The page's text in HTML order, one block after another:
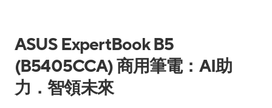
ASUS ExpertBook B5
(B5405CCA)商用筆電： AI助
力．智領未來